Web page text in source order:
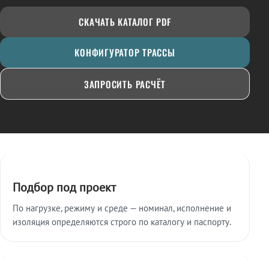
СКАЧАТЬ КАТАЛОГ PDF
КОНФИГУРАТОР ТРАССЫ
ЗАПРОСИТЬ РАСЧЁТ
Подбор под проект
По нагрузке, режиму и среде — номинал, исполнение и
изоляция определяются строго по каталогу и паспорту.